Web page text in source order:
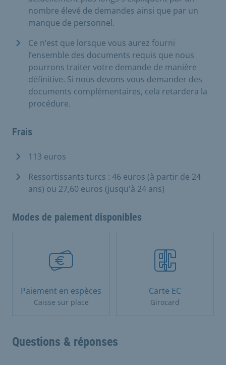
nombre élevé de demandes ainsi que par un
manque de personnel.
Ce n’est que lorsque vous aurez fourni
l’ensemble des documents requis que nous
pourrons traiter votre demande de manière
définitive. Si nous devons vous demander des
documents complémentaires, cela retardera la
procédure.
Frais
113 euros
Ressortissants turcs : 46 euros (à partir de 24
ans) ou 27,60 euros (jusqu'à 24 ans)
Modes de paiement disponibles
Paiement en espèces
Caisse sur place
Carte EC
Girocard
Questions & réponses